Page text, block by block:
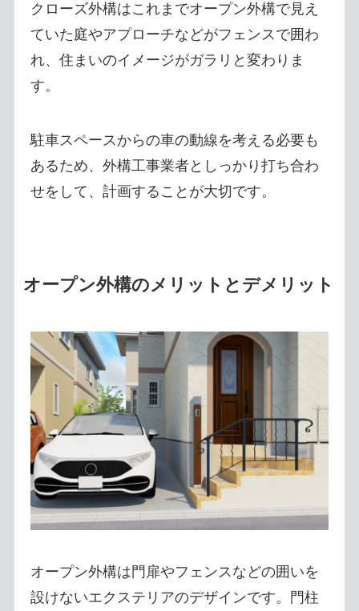
クローズ外構はこれまでオープン外構で見え
ていた庭やアプローチなどがフェンスで囲わ
れ、住まいのイメージがガラリと変わりま
す。
駐車スペースからの車の動線を考える必要も
あるため、外構工事業者としっかり打ち合わ
せをして、計画することが大切です。
オープン外構のメリットとデメリット
オープン外構は門扉やフェンスなどの囲いを
設けないエクステリアのデザインです。門柱